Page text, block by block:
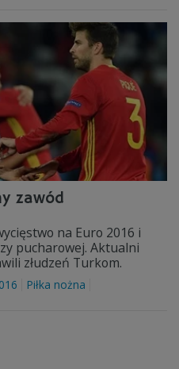
zawód
na Euro 2016 i
pucharowej. Aktualni
złudzeń Turkom.
Piłka nożna